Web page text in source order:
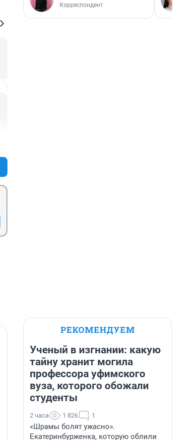
Корреспондент
РЕКОМЕНДУЕМ
Ученый в изгнании: какую
тайну хранит могила
профессора уфимского
вуза, которого обожали
студенты
2 часа 1 826 1
«Шрамы болят ужасно».
Екатеринбурженка, которую облили